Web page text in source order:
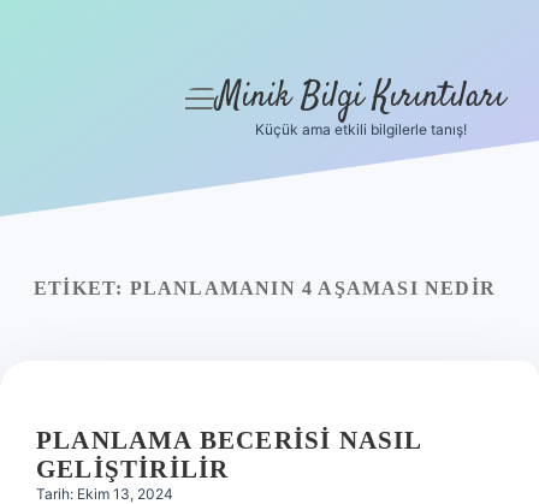
Yasal Uyarı
menüyü
Minik Bilgi Kırıntıları
Küçük ama etkili bilgilerle tanış!
ETIKET: PLANLAMANIN 4 AŞAMASI NEDIR
PLANLAMA BECERISI NASIL
GELIŞTIRILIR
Tarih: Ekim 13, 2024